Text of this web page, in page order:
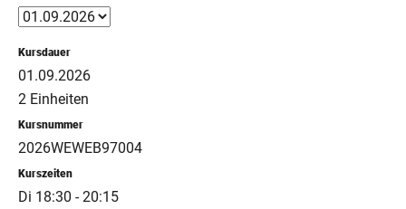
Kursdauer
01.09.2026
2 Einheiten
Kursnummer
2026WEWEB97004
Kurszeiten
Di 18:30 - 20:15